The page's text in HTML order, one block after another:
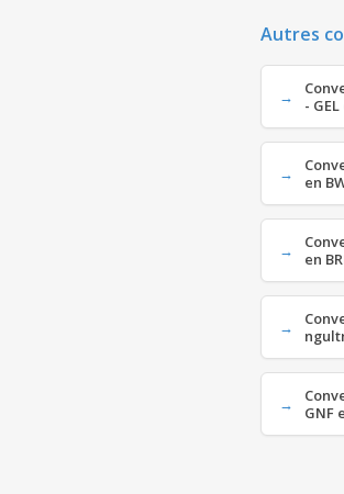
Autres
-
en
en
GNF